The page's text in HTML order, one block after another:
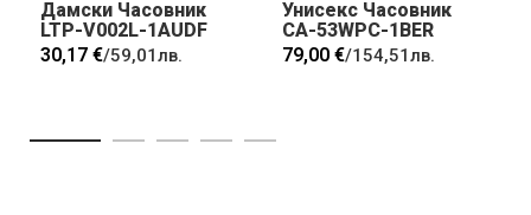
Дамски Часовник
LTP-V002L-1AUDF
30,17 €/59,01лв.
Унисекс Часовник
CA-53WPC-1BER
79,00 €/154,51лв.